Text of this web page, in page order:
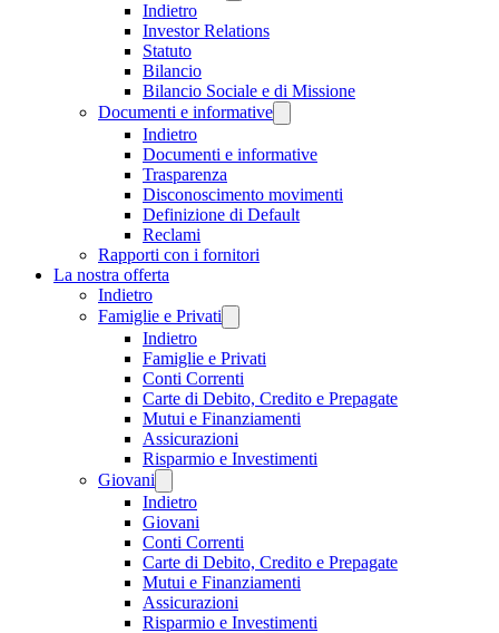
Indietro
Investor Relations
Statuto
Bilancio
Bilancio Sociale e di Missione
Documenti e informative
Indietro
Documenti e informative
Trasparenza
Disconoscimento movimenti
Definizione di Default
Reclami
Rapporti con i fornitori
La nostra offerta
Indietro
Famiglie e Privati
Indietro
Famiglie e Privati
Conti Correnti
Carte di Debito, Credito e Prepagate
Mutui e Finanziamenti
Assicurazioni
Risparmio e Investimenti
Giovani
Indietro
Giovani
Conti Correnti
Carte di Debito, Credito e Prepagate
Mutui e Finanziamenti
Assicurazioni
Risparmio e Investimenti